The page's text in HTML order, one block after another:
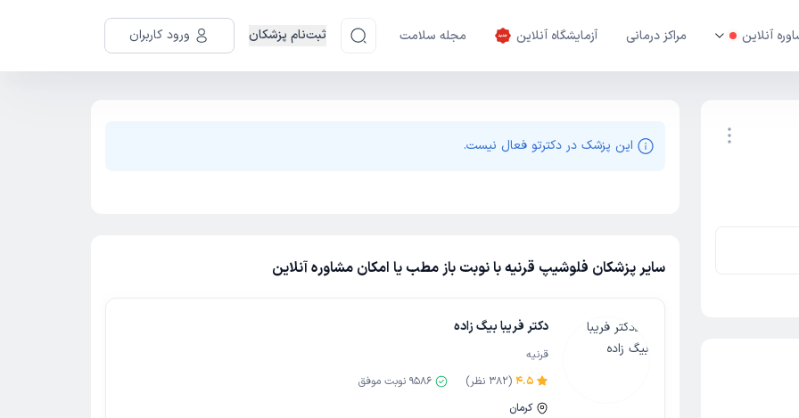
آنلاین مراکز درمانی آزمایشگاه آنلاین مجله سلامت ثبت‌نام پزشکان ورود کاربران
این پزشک در دکترتو فعال نیست.
سایر پزشکان فلوشیپ قرنیه با نوبت باز مطب یا امکان مشاوره آنلاین
دکتر فریبا بیگ زاده
قرنیه
4.5
(
382 نظر) 9586 نوبت موفق
کرمان